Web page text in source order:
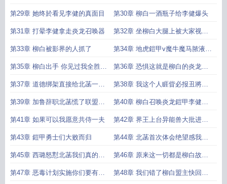
生来就是坏种 不对
第29章 她终於看见李健的真面目 第30章 柳白一酒瓶子给李健爆头
第31章 打晕李健拿走炎龙召唤器 第32章 坐柳白大腿上被大家视频
观看西璐羞死
第33章 柳白被影界的人抓了 第34章 地虎鎧甲v魔牛魔马脓液岩
石兽
第35章 柳白出手 你见过我全胜时
期吗
第36章 恐惧这就是柳白的炎龙鎧
甲吗
第37章 道德绑架直接给北菡一巴
掌
第38章 我这个人睚眥必报丑將悔
恨衷肠
第39章 加鲁辞职北菡慌了联盟不
能没有你
第40章 柳白召唤炎龙鎧甲李健如
吃屎一样难受
第41章 如果可以我愿意共侍一夫 第42章 界王上台异能兽大批进攻
城市
第43章 鎧甲勇士们大败而归 第44章 北菡首次体会绝望感我真
的错了吗
第45章 西璐怒懟北菡我们真的了
解黑暗影界吗
第46章 原来这一切都是柳白故意
的
第47章 恶毒计划实施你们要有牺 第48章 我们错了柳白盟主快回来